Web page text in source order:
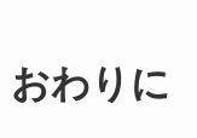
おわりに